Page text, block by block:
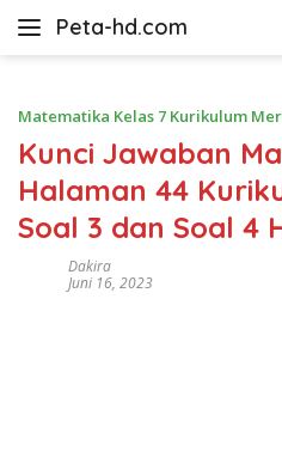
Peta-hd.com
Kumpulan
HD
Matematika Kelas 7 Kurikulum
Kunci Jawaban
Halaman 44
Soal 3 dan Soal 4
Dakira
Juni 16, 2023